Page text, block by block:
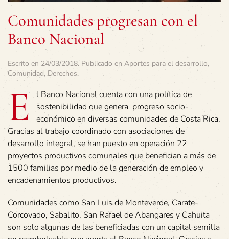
Comunidades progresan con el
Banco Nacional
Escrito en 24/03/2018. Publicado en Aportes para el desarrollo,
Comunidad, Derechos.
E
l Banco Nacional cuenta con una política de
sostenibilidad que genera progreso socio-
económico en diversas comunidades de Costa Rica.
Gracias al trabajo coordinado con asociaciones de
desarrollo integral, se han puesto en operación 22
proyectos productivos comunales que benefician a más de
1500 familias por medio de la generación de empleo y
encadenamientos productivos.
Comunidades como San Luis de Monteverde, Carate-
Corcovado, Sabalito, San Rafael de Abangares y Cahuita
son solo algunas de las beneficiadas con un capital semilla